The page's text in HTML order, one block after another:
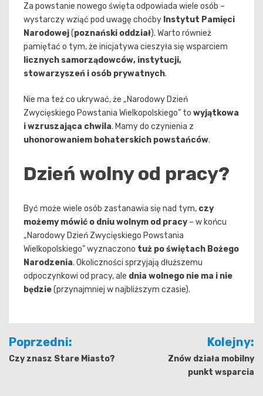
Za powstanie nowego święta odpowiada wiele osób –
wystarczy wziąć pod uwagę choćby Instytut Pamięci
Narodowej(poznański oddział). Warto również
pamiętać o tym, że inicjatywa cieszyła się wsparciem
licznych samorządowców, instytucji,
stowarzyszeń i osób prywatnych.
Nie ma też co ukrywać, że „Narodowy Dzień
Zwycięskiego Powstania Wielkopolskiego” to wyjątkowa
i wzruszająca chwila. Mamy do czynienia z
uhonorowaniem bohaterskich powstańców.
Dzień wolny od pracy?
Być może wiele osób zastanawia się nad tym, czy
możemy mówić o dniu wolnym od pracy – w końcu
„Narodowy Dzień Zwycięskiego Powstania
Wielkopolskiego” wyznaczono tuż po świętach Bożego
Narodzenia. Okoliczności sprzyjają dłuższemu
odpoczynkowi od pracy, ale dnia wolnego nie ma i nie
będzie(przynajmniej w najbliższym czasie).
Nawigacja
wpisu
Poprzedni:
Czy znasz Stare Miasto?
Kolejny:
Znów działa mobilny
punkt wsparcia